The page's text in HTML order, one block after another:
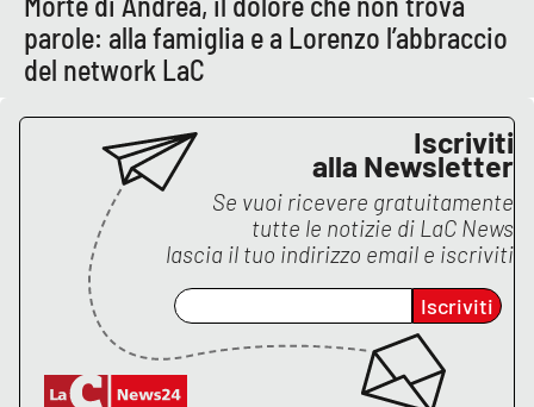
parole: alla famiglia e a Lorenzo l’abbraccio
del network LaC
Iscriviti
alla Newsletter
Se vuoi ricevere gratuitamente
tutte le notizie di LaC News
lascia il tuo indirizzo email e iscriviti
Iscriviti